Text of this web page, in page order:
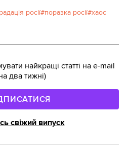
його матеріалу.
росії поразка росії хаос
найкращі статті на e-mail
два тижні)
свіжий випуск